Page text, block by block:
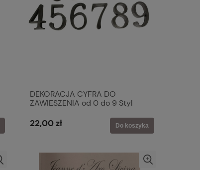
DEKORACJA CYFRA DO
ZAWIESZENIA od 0 do 9 Styl
22,00 zł Do koszyka